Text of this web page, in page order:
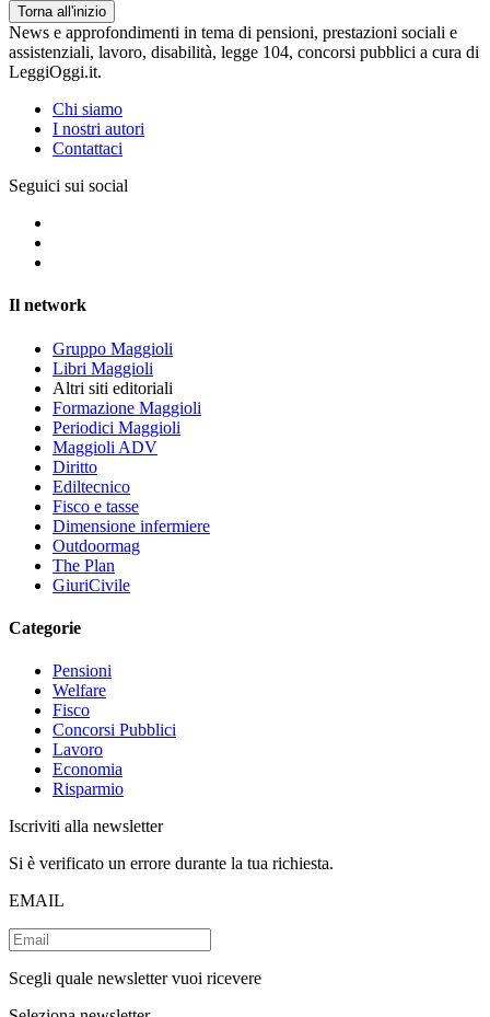
Torna all'inizio
News e approfondimenti in tema di pensioni, prestazioni sociali e
assistenziali, lavoro, disabilità, legge 104, concorsi pubblici a cura di
LeggiOggi.it.
Chi siamo
I nostri autori
Contattaci
Seguici sui social
Il network
Gruppo Maggioli
Libri Maggioli
Altri siti editoriali
Formazione Maggioli
Periodici Maggioli
Maggioli ADV
Diritto
Ediltecnico
Fisco e tasse
Dimensione infermiere
Outdoormag
The Plan
GiuriCivile
Categorie
Pensioni
Welfare
Fisco
Concorsi Pubblici
Lavoro
Economia
Risparmio
Iscriviti alla newsletter
Si è verificato un errore durante la tua richiesta.
EMAIL
Scegli quale newsletter vuoi ricevere